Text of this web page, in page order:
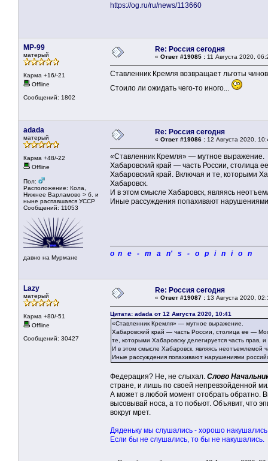
https://og.ru/ru/news/113660
MP-99
матерый
Карма +16/-21
Offline
Сообщений: 1802
Re: Россия сегодня
« Ответ #19085 : 11 Августа 2020,
Ставленник Кремля возвращает льготы
Стоило ли ожидать чего-то иного...
adada
матерый
Карма +48/-22
Offline
Пол:
Расположение: Кола,
Нижнее Варламово > б. и
ныне распавшаяся УССР
Сообщений: 11053
давно на Мурмане
Re: Россия сегодня
« Ответ #19086 : 12 Августа 2020,
«Ставленник Кремля» — мутное выражение.
Хабаровский край — часть России, столица
Хабаровский край. Включая и те, которыми
Хабаровск.
И в этом смысле Хабаровск, являясь
Иные рассуждения попахивают нарушениями
o n e - m a n' s - o p i n i o n
Lazy
матерый
Карма +80/-51
Offline
Сообщений: 30427
Re: Россия сегодня
« Ответ #19087 : 13 Августа 2020,
Цитата: adada от 12 Августа 2020, 10:41
«Ставленник Кремля» — мутное выражение.
Хабаровский край — часть России, столица ее —
те, которыми Хабаровску делегируется часть прав,
И в этом смысле Хабаровск, являясь
Иные рассуждения попахивают нарушениями
Федерация? Не, не слыхал. Слово
стране, и лишь по своей непревзойденной
А может в любой момент отобрать обратно.
высовывай носа, а то побьют. Объявит, что
вокруг мрет.
Дяденьку мы слушались - хорошо
Если бы не слушались, то бы не накушались.